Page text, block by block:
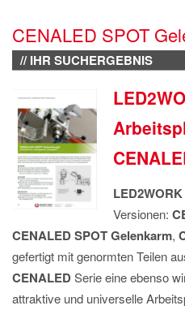
DATENSCHUTZ
CENALED SPOT
// IHR SUCHERGEBNIS
Versionen:
CENALED SPOT Gelenkarm,
gefertigt mit genormten Teilen
CENALEDSerie eine ebenso
attraktive und universelle